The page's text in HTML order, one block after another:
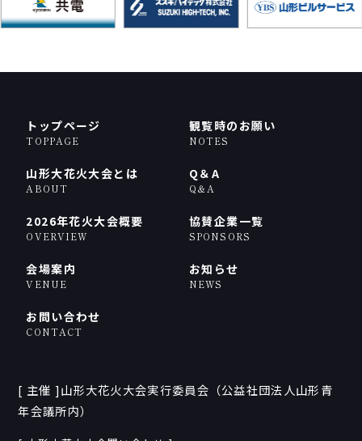
トップページ
TOPPAGE
観覧時のお願い
NOTES
山形大花火大会とは
ABOUT
Q＆A
Q＆A
2026年花火大会概要
OVERVIEW
協賛企業一覧
SPONSORS
会場案内
VENUE
お知らせ
NEWS
お問い合わせ
CONTACT
[ 主催 ]山形大花火大会実行委員会（公益社団法人山形青
年会議所内）